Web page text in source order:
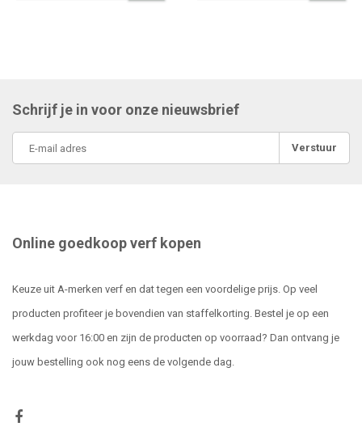
Schrijf je in voor onze nieuwsbrief
Verstuur
Online goedkoop verf kopen
Keuze uit A-merken verf en dat tegen een voordelige prijs. Op veel
producten profiteer je bovendien van staffelkorting. Bestel je op een
werkdag voor 16:00 en zijn de producten op voorraad? Dan ontvang je
jouw bestelling ook nog eens de volgende dag.